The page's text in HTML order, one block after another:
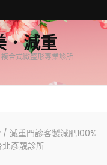
．減重
合式微整形專業診所
/ 減重門診客製減肥100%
彥靚診所